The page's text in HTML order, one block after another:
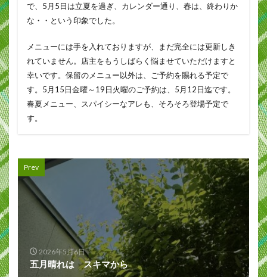
で、5月5日は立夏を過ぎ、カレンダー通り、春は、終わりか
な・・という印象でした。
メニューには手を入れておりますが、まだ完全には更新しき
れていません。店主をもうしばらく悩ませていただけますと
幸いです。保留のメニュー以外は、ご予約を賜れる予定で
す。5月15日金曜～19日火曜のご予約は、5月12日迄です。
春夏メニュー、スパイシーなアレも、そろそろ登場予定で
す。
Prev
2026年5月6日
五月晴れは スキマから